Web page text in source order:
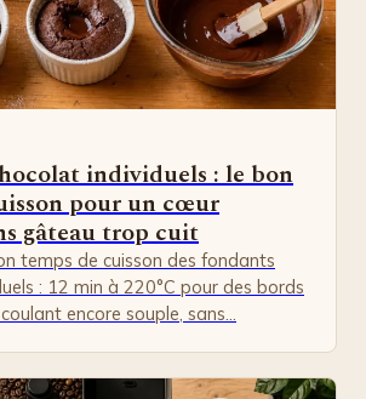
individuels : le bon
pour un cœur
gâteau trop cuit
temps de cuisson des fondants
: 12 min à 220°C pour des bords
encore souple, sans…